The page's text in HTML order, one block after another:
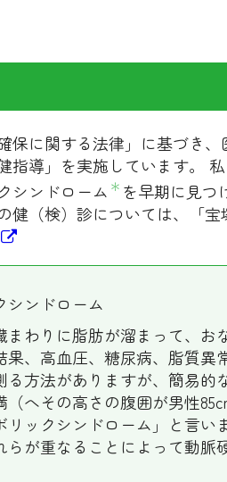
保に関する法律」に基づき
指導」を実施しています。
シンドローム ＊ を早期に見つ
（検）診については、「宝
シンドローム
まわりに脂肪が溜まって、
果、高血圧、糖尿病、脂質
る方法がありますが、簡易的
（へその高さの腹囲が男性
リックシンドローム」と言
らが重なることによって動